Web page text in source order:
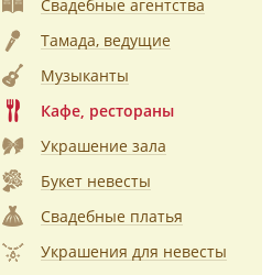
Свадебные агентства
Тамада, ведущие
Музыканты
Кафе, рестораны
Украшение зала
Букет невесты
Свадебные платья
Украшения для невесты